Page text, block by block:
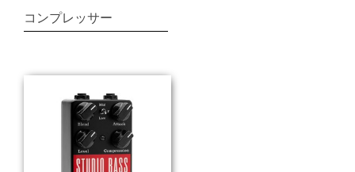
コンプレッサー